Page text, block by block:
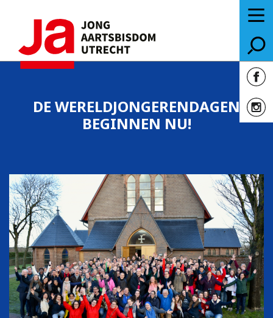
DE WERELDJONGERENDAGEN
BEGINNEN NU!